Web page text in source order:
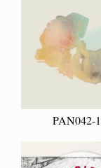
PAN042-1